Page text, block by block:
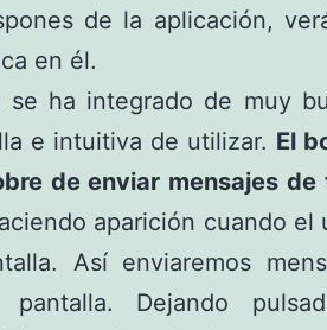
de la aplicación,
en él.
se ha integrado de muy
e intuitiva de utilizar. El
de enviar mensajes
aparición cuando el
Así enviaremos
Dejando